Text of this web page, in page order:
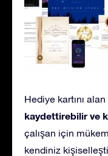
Hediye kartını
kaydettirebilir ve
çalışan için
kendiniz